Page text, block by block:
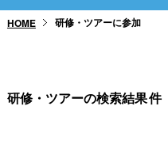
研修・ツアーに参加
HOME 研修・ツアーに参加
研修・ツアーの検索結果件